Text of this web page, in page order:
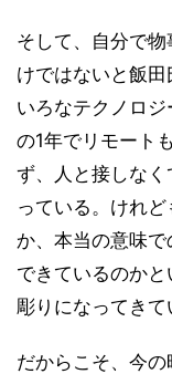
そして、自分で
けではないと飯
いろなテクノロ
の1年でリモート
ず、人と接しな
っている。けれ
か、本当の意味
できているのか
彫りになってきて
だからこそ、今